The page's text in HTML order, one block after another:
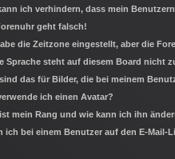
ich verhindern, dass mein
geht falsch!
die Zeitzone eingestellt, aber die
Sprache steht auf diesem Board nicht
das für Bilder, die bei meinem
ich einen Avatar?
mein Rang und wie kann ich ihn
ich bei einem Benutzer auf den E-